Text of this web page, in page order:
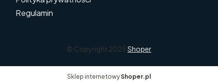
Regulamin
© Copyright 2025Shoper
Sklep internetowyShoper.pl